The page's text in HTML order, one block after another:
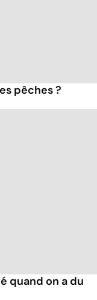
pêches ?
quand on a du